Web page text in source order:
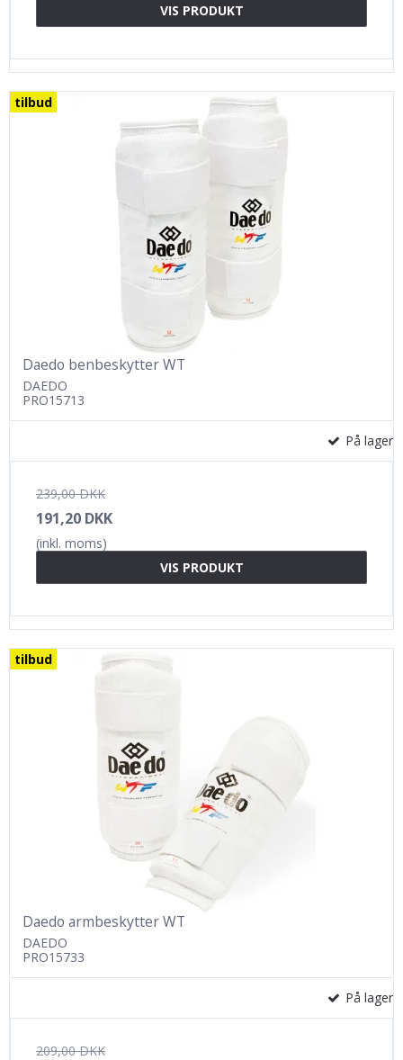
VIS PRODUKT
tilbud
Daedo benbeskytter WT
DAEDO
PRO15713
På lager
239,00 DKK
191,20 DKK
(inkl. moms)
VIS PRODUKT
tilbud
Daedo armbeskytter WT
DAEDO
PRO15733
På lager
209,00 DKK